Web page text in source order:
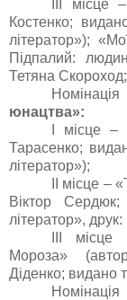
IІI місце
Костенко;
літератор»);
Підпалий:
Тетяна
юнацтва»:
I місце –
Тарасенко;
літератор»);
IІ місце –
Віктор
літератор»,
IІI
Мороза»
Діденко; видано